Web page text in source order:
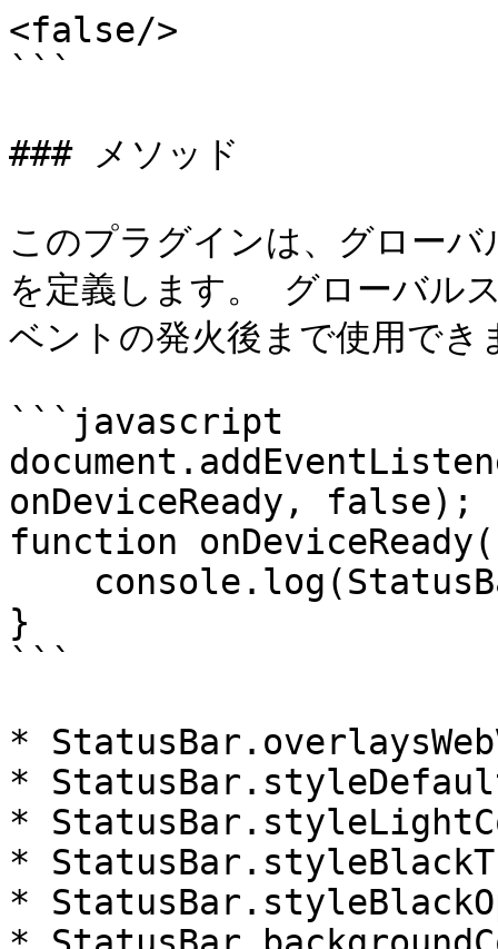
<false/>
```
### メソッド
このプラグインは、グロ
を定義します。 グローバ
ベントの発火後まで使用でき
```javascript
onDeviceReady, false);
function
}
```
*
*
*
*
*